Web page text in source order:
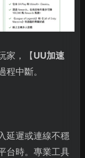
家，【UU加速
程中斷。
延遲或連線不穩
台時。專業工具